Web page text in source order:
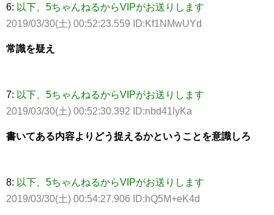
6: 以下、5ちゃんねるからVIPがお送りします
2019/03/30(土) 00:52:23.559 ID:Kf1NMwUYd
常識を疑え
7: 以下、5ちゃんねるからVIPがお送りします
2019/03/30(土) 00:52:30.392 ID:nbd41lyKa
書いてある内容よりどう捉えるかということを意識しろ
8: 以下、5ちゃんねるからVIPがお送りします
2019/03/30(土) 00:54:27.906 ID:hQ5M+eK4d